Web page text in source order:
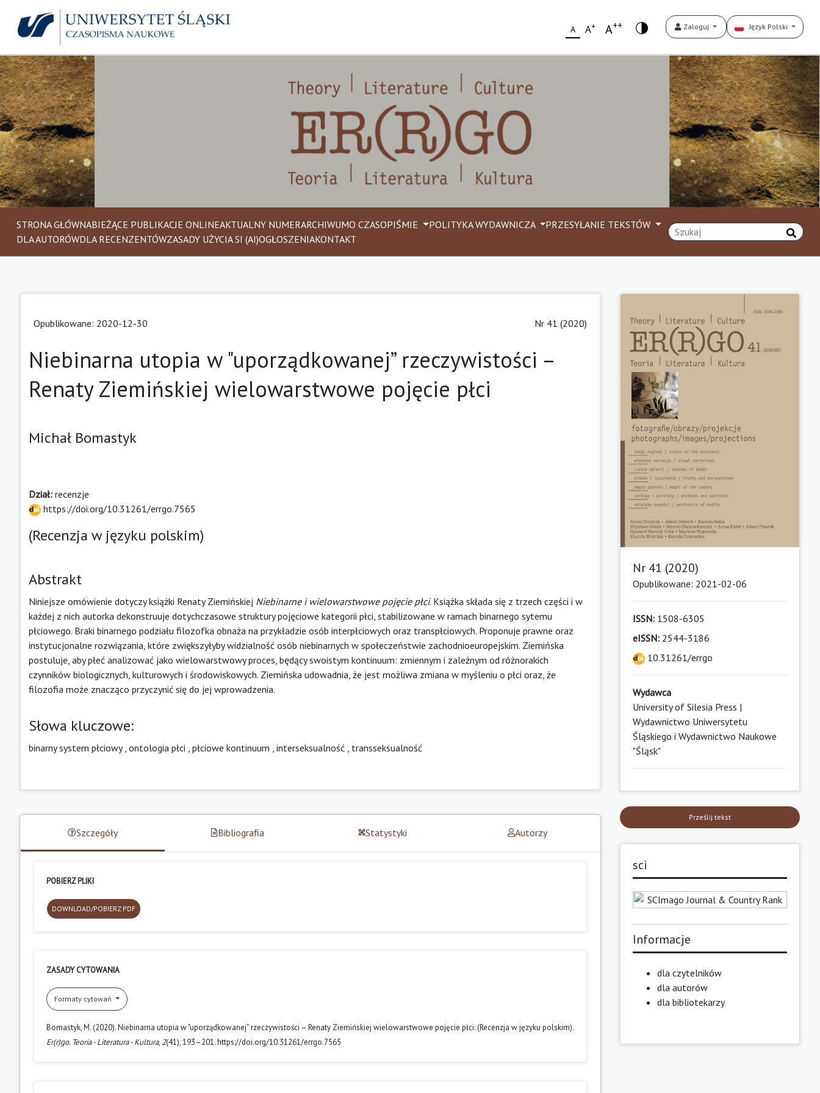
A A+ A++ Zaloguj Język Polski
STRONA GŁÓWNABIEŻĄCE PUBLIKACJE ONLINEAKTUALNY NUMERARCHIWUMO CZASOPIŚMIE POLITYKA WYDAWNICZA
PRZESYŁANIE TEKSTÓW
DLA AUTORÓWDLA RECENZENTÓWZASADY UŻYCIA SI (AI)OGŁOSZENIAKONTAKT
Opublikowane: 2020-12-30 Nr 41 (2020)
Niebinarna utopia w "uporządkowanej” rzeczywistości –
Renaty Ziemińskiej wielowarstwowe pojęcie płci
Michał Bomastyk
Dział: recenzje
https://doi.org/10.31261/errgo.7565
(Recenzja w języku polskim)
Abstrakt
Niniejsze omówienie dotyczy książki Renaty Ziemińskiej Niebinarne i wielowarstwowe pojęcie płci. Książka składa się z trzech części i w
każdej z nich autorka dekonstruuje dotychczasowe struktury pojęciowe kategorii płci, stabilizowane w ramach binarnego sytemu
płciowego. Braki binarnego podziału filozofka obnaża na przykładzie osób interpłciowych oraz transpłciowych. Proponuje prawne oraz
instytucjonalne rozwiązania, które zwiększyłyby widzialność osób niebinarnych w społeczeństwie zachodnioeuropejskim. Ziemińska
postuluje, aby płeć analizować jako wielowarstwowy proces, będący swoistym kontinuum: zmiennym i zależnym od różnorakich
czynników biologicznych, kulturowych i środowiskowych. Ziemińska udowadnia, że jest możliwa zmiana w myśleniu o płci oraz, że
filozofia może znacząco przyczynić się do jej wprowadzenia.
Słowa kluczowe:
binarny system płciowy, ontologia płci płciowe kontinuum interseksualność transseksualność
Szczegóły Bibliografia Statystyki Autorzy
POBIERZ PLIKI
DOWNLOAD/POBIERZ PDF
ZASADY CYTOWANIA
Formaty cytowań
Bomastyk, M. (2020). Niebinarna utopia w "uporządkowanej” rzeczywistości – Renaty Ziemińskiej wielowarstwowe pojęcie płci: (Recenzja w języku polskim).
Er(r)go. Teoria - Literatura - Kultura, 2(41), 193–201. https://doi.org/10.31261/errgo.7565
Nr 41 (2020)
Opublikowane: 2021-02-06
ISSN:1508-6305
eISSN:2544-3186
10.31261/errgo
Wydawca
University of Silesia Press |
Wydawnictwo Uniwersytetu
Śląskiego i Wydawnictwo Naukowe
"Śląsk"
Prześlij tekst
sci
Informacje
dla czytelników
dla autorów
dla bibliotekarzy